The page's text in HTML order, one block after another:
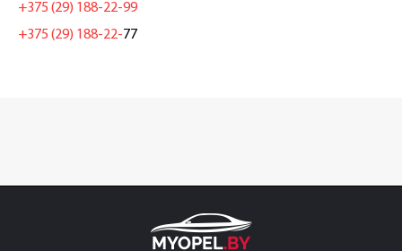
+375 (29) 188-22-99
+375 (29) 188-22-77